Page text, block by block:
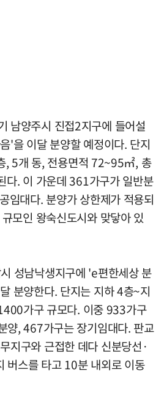
남양주시 진접2지구에 들어설
'을 이달 분양할 예정이다. 단지
, 5개 동, 전용면적 72~95㎡, 총
다. 이 가운데 361가구가 일반분
임대다. 분양가 상한제가 적용되
모인 왕숙신도시와 맞닿아 있
성남낙생지구에 'e편한세상 분
분양한다. 단지는 지하 4층~지
가구 규모다. 이중 933가구
양, 467가구는 장기임대다. 판교
지구와 근접한 데다 신분당선·
버스를 타고 10분 내외로 이동